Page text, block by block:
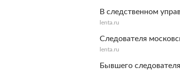
В следственном
lenta.ru
Следователя
lenta.ru
Бывшего